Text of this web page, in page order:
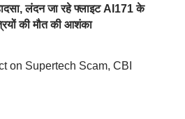
लंदन जा रहे फ्लाइट AI171 के
की मौत की आशंका